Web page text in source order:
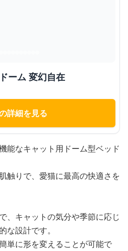
ーム 変幻自在
詳細を見る
能なキャット用ドーム型ベッド
触りで、愛猫に最高の快適さを
、キャットの気分や季節に応じ
な設計です。
単に形を変えることが可能で